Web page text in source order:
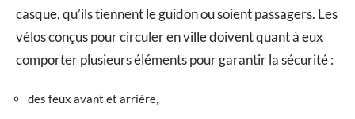
casque, qu’ils tiennent le guidon ou soient passagers. Les
vélos conçus pour circuler en ville doivent quant à eux
comporter plusieurs éléments pour garantir la sécurité :
des feux avant et arrière,